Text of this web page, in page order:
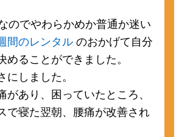
のでやわらかめか普通か迷い
間のレンタルのおかげて自分
めることができました。
しました。
があり、困っていたところ、
で寝た翌朝、腰痛が改善され